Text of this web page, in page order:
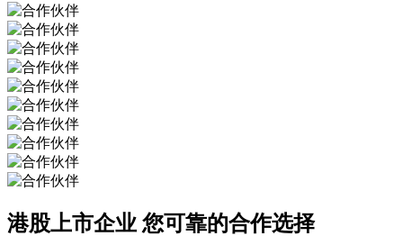
港股上市企业 您可靠的合作选择